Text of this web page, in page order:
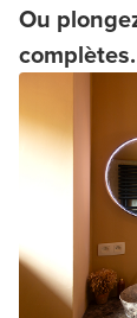
Ou
complètes.